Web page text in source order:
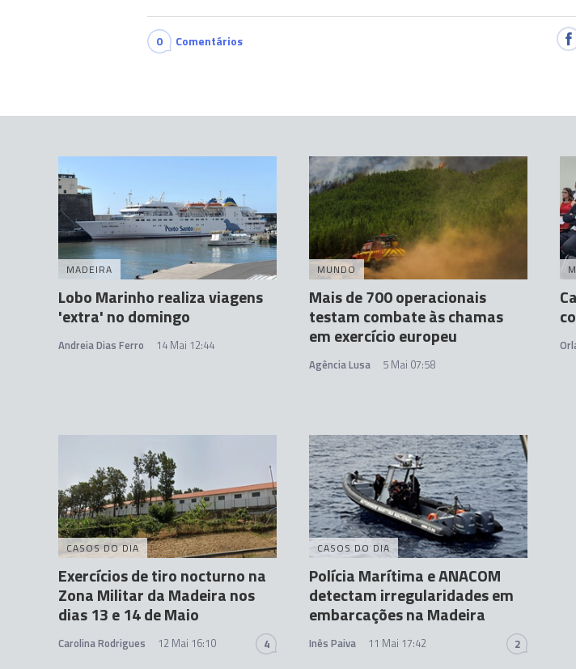
0 Comentários
MADEIRA
Lobo Marinho realiza viagens
'extra' no domingo
Andreia Dias Ferro 14 Mai 12:44
MUNDO
Mais de 700 operacionais
testam combate às chamas
em exercício europeu
Agência Lusa 5 Mai 07:58
CASOS DO DIA
Exercícios de tiro nocturno na
Zona Militar da Madeira nos
dias 13 e 14 de Maio
Carolina Rodrigues 12 Mai 16:10 4
CASOS DO DIA
Polícia Marítima e ANACOM
detectam irregularidades em
embarcações na Madeira
Inês Paiva 11 Mai 17:42 2